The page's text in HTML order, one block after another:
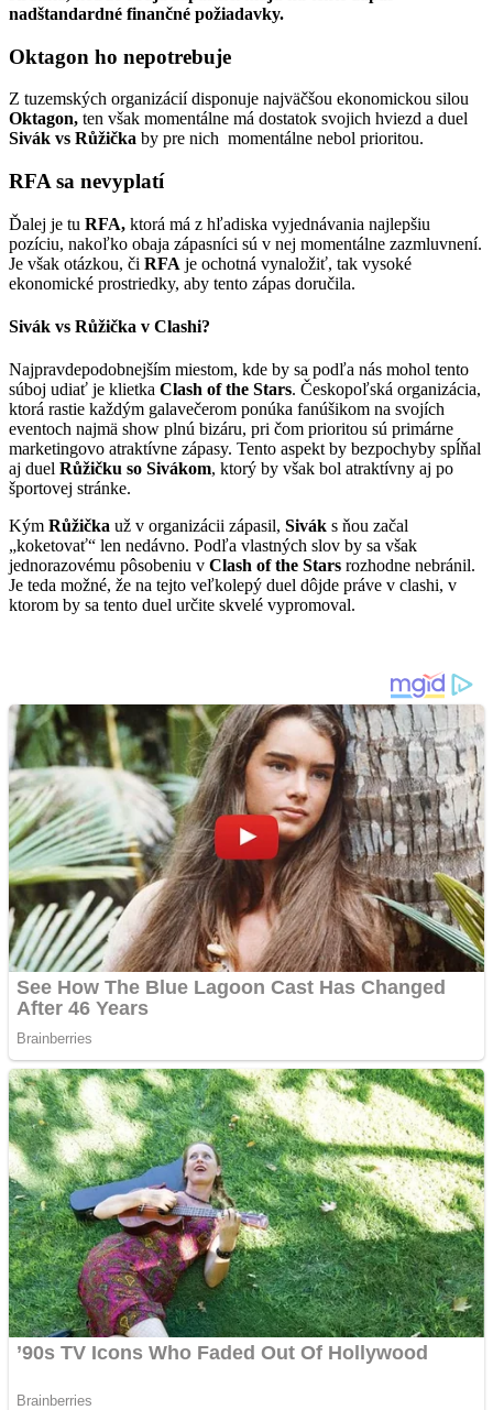
nadštandardné finančné požiadavky.
Oktagon ho nepotrebuje
Z tuzemských organizácií disponuje najväčšou ekonomickou silou
Oktagon, ten však momentálne má dostatok svojich hviezd a duel
Sivák vs Růžička by pre nich momentálne nebol prioritou.
RFA sa nevyplatí
Ďalej je tu RFA, ktorá má z hľadiska vyjednávania najlepšiu
pozíciu, nakoľko obaja zápasníci sú v nej momentálne zazmluvnení.
Je však otázkou, či RFA je ochotná vynaložiť, tak vysoké
ekonomické prostriedky, aby tento zápas doručila.
Sivák vs Růžička v Clashi?
Najpravdepodobnejším miestom, kde by sa podľa nás mohol tento
súboj udiať je klietka Clash of the Stars. Českopoľská organizácia,
ktorá rastie každým galavečerom ponúka fanúšikom na svojích
eventoch najmä show plnú bizáru, pri čom prioritou sú primárne
marketingovo atraktívne zápasy. Tento aspekt by bezpochyby spĺňal
aj duel Růžičku so Sivákom, ktorý by však bol atraktívny aj po
športovej stránke.
Kým Růžička už v organizácii zápasil, Sivák s ňou začal
„koketovať“ len nedávno. Podľa vlastných slov by sa však
jednorazovému pôsobeniu v Clash of the Stars rozhodne nebránil.
Je teda možné, že na tejto veľkolepý duel dôjde práve v clashi, v
ktorom by sa tento duel určite skvelé vypromoval.